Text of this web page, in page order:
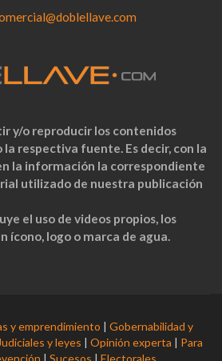
y/o reproducir los contenidos
respectiva fuente. Es decir, con la
la información la correspondiente
utilizado de nuestra publicación
el uso de videos propios, los
ícono, logo o marca de agua.
y emprendimiento | Gobernabilidad y
Judiciales y leyes | Opinión experta | Para
| Sucesos | Electorales